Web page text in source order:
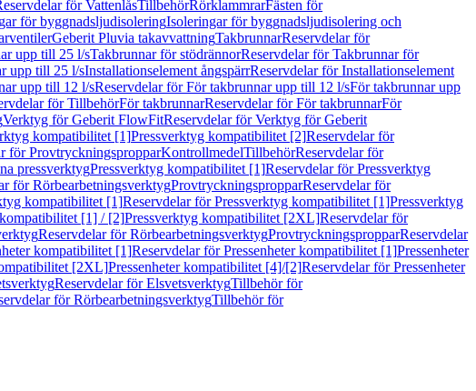
för VattenlåsTillbehörRörklammrarFästen för
för byggnadsljudisoleringIsoleringar för byggnadsljudisolering och
Geberit Pluvia takavvattningTakbrunnarReservdelar för
upp till 25 l/sTakbrunnar för stödrännorReservdelar för Takbrunnar för
upp till 25 l/sInstallationselement ångspärrReservdelar för Installationselement
upp till 12 l/sReservdelar för För takbrunnar upp till 12 l/sFör takbrunnar upp
för TillbehörFör takbrunnarReservdelar för För takbrunnarFör
Verktyg för Geberit FlowFitReservdelar för Verktyg för Geberit
kompatibilitet [1]Pressverktyg kompatibilitet [2]Reservdelar för
för ProvtryckningspropparKontrollmedelTillbehörReservdelar för
pressverktygPressverktyg kompatibilitet [1]Reservdelar för Pressverktyg
för RörbearbetningsverktygProvtryckningspropparReservdelar för
kompatibilitet [1]Reservdelar för Pressverktyg kompatibilitet [1]Pressverktyg
[1] / [2]Pressverktyg kompatibilitet [2XL]Reservdelar för
Reservdelar för RörbearbetningsverktygProvtryckningspropparReservdelar
kompatibilitet [1]Reservdelar för Pressenheter kompatibilitet [1]Pressenheter
[2XL]Pressenheter kompatibilitet [4]/[2]Reservdelar för Pressenheter
Reservdelar för ElsvetsverktygTillbehör för
för RörbearbetningsverktygTillbehör för